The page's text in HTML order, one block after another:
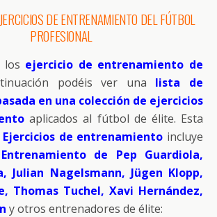
DE ENTRENAMIENTO DEL FÚTBOL
PROFESIONAL
los ejercicio de entrenamiento de
podéis ver una lista de
en una colección de ejercicios
aplicados al fútbol de élite. Esta
Ejercicios de entrenamiento incluye
de Pep Guardiola,
Julian Nagelsmann, Jügen Klopp,
Thomas Tuchel, Xavi Hernández,
y otros entrenadores de élite: